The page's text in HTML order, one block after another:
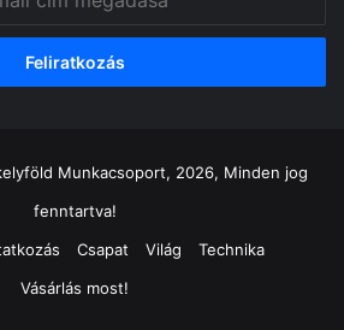
Munkacsoport, 2026, Minden jog
fenntartva!
Csapat Világ
Technika
Vásárlás most!